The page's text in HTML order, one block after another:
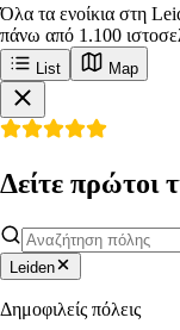
Όλα τα ενοίκια στη
πάνω από 1.100
List Map
Δείτε πρώτοι
Leiden
Δημοφιλείς πόλεις